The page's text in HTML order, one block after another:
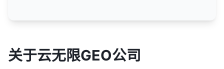
关于云无限GEO公司